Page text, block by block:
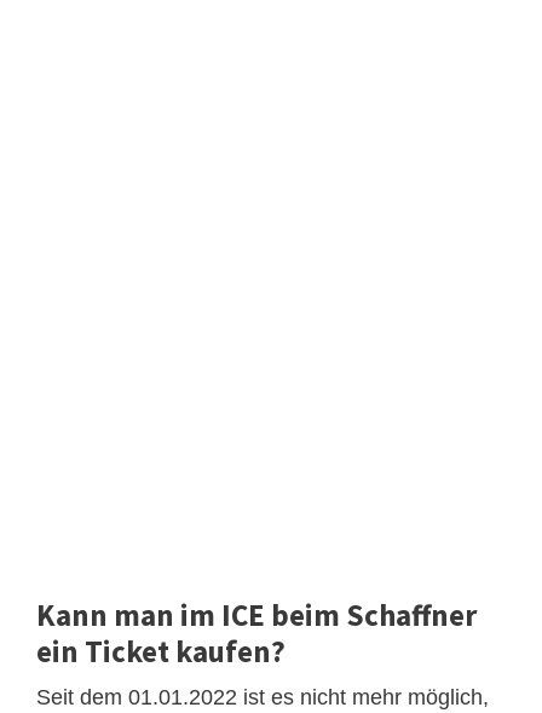
Kann man im ICE beim Schaffner
ein Ticket kaufen?
Seit dem 01.01.2022 ist es nicht mehr möglich,